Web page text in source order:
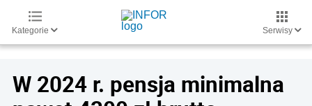
Kategorie Serwisy
W 2024 r. pensja minimalna